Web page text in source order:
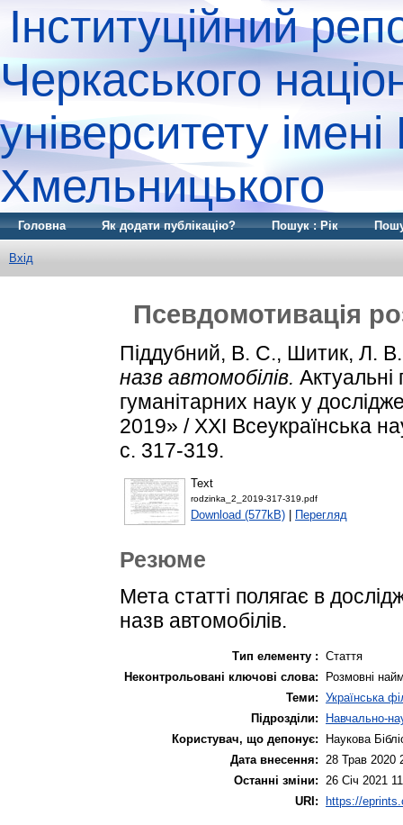
Інституційний
Черкаського
університету
Хмельницького
Головна Як додати публікацію? Пошук : Рік
Вхід
Псевдомотивація
Піддубний, В. С., Шитик, Л. В.
назв автомобілів.
гуманітарних наук у
2019» / XXI Всеукраїнська
с. 317-319.
Text
rodzinka_2_2019-317-319.pdf
Download (577kB) Перегляд
Резюме
Мета статті полягає в
назв автомобілів.
Тип елементу : Стаття
Неконтрольовані ключові слова:
Розмовні
Теми: Українська
Підрозділи:
Навчально-
Користувач, що депонує:
Наукова
Дата внесення:
28 Трав 2020
Останні зміни:
26 Січ 2021
URI: https://